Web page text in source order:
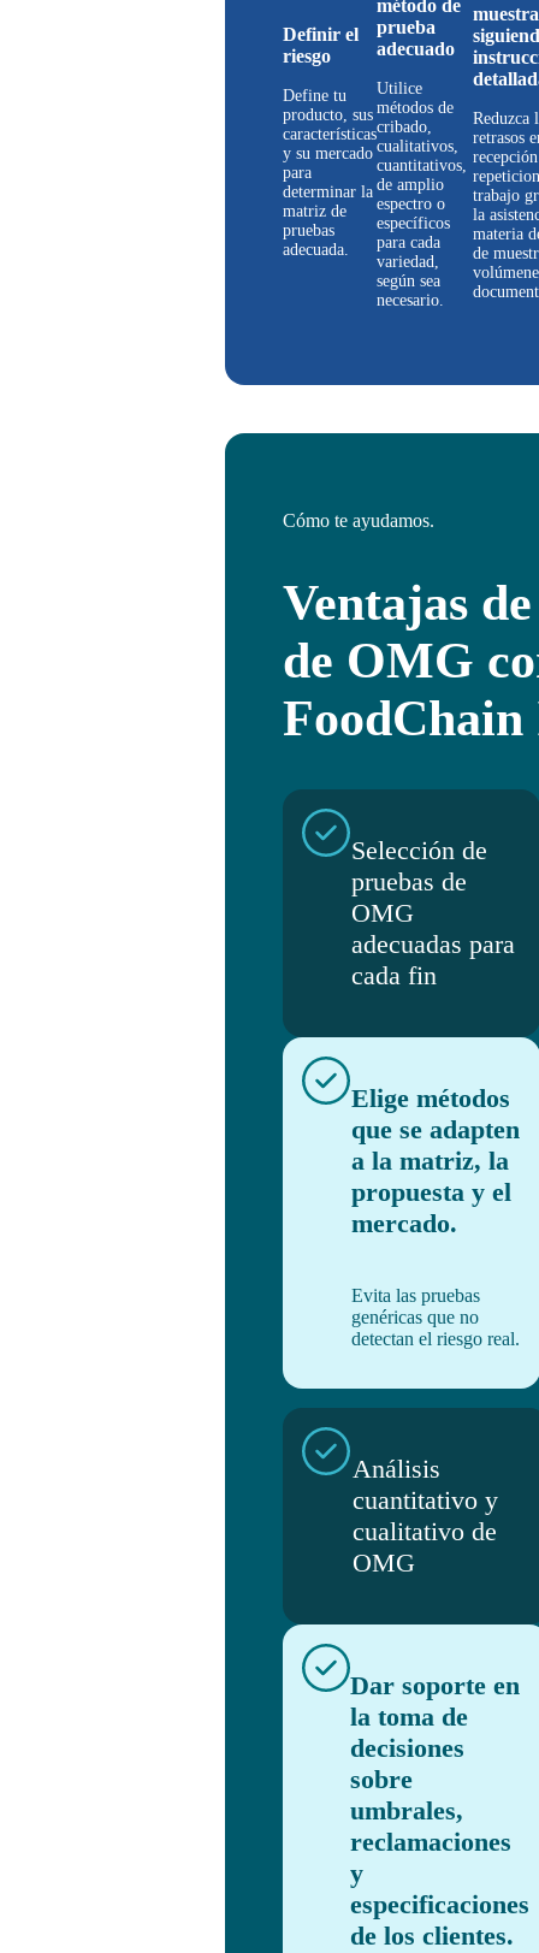
Definir el
riesgo
Define tu
producto, sus
características
y su mercado
para
determinar la
matriz de
pruebas
adecuada.
método de
prueba
adecuado
Utilice
métodos de
cribado,
cualitativos,
cuantitativos,
de amplio
espectro o
específicos
para cada
variedad,
según sea
necesario.
Reduzca
retrasos
trabajo
la
materia
de
Cómo te ayudamos.
Ventajas
de OMG
Selección de
pruebas de
OMG
adecuadas para
cada fin
Elige métodos
que se adapten
a la matriz, la
propuesta y el
mercado.
Evita las pruebas
genéricas que no
detectan el riesgo real.
Análisis
cuantitativo y
cualitativo de
OMG
Dar soporte en
la toma de
decisiones
sobre
umbrales,
reclamaciones
y
especificaciones
de los clientes.